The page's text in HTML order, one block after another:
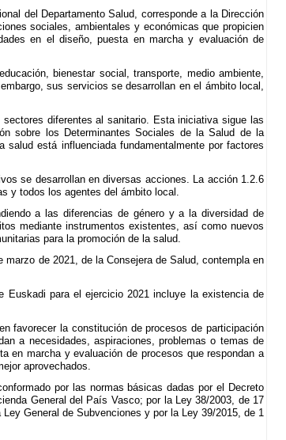
del Departamento Salud, corresponde a la Dirección
sociales, ambientales y económicas que propicien
en el diseño, puesta en marcha y evaluación de
bienestar social, transporte, medio ambiente,
sus servicios se desarrollan en el ámbito local,
diferentes al sanitario. Esta iniciativa sigue las
sobre los Determinantes Sociales de la Salud de la
está influenciada fundamentalmente por factores
se desarrollan en diversas acciones. La acción 1.2.6
y todos los agentes del ámbito local.
a las diferencias de género y a la diversidad de
mediante instrumentos existentes, así como nuevos
para la promoción de la salud.
de 2021, de la Consejera de Salud, contempla en
Euskadi para el ejercicio 2021 incluye la existencia de
favorecer la constitución de procesos de participación
a necesidades, aspiraciones, problemas o temas de
en marcha y evaluación de procesos que respondan a
aprovechados.
por las normas básicas dadas por el Decreto
General del País Vasco; por la Ley 38/2003, de 17
General de Subvenciones y por la Ley 39/2015, de 1